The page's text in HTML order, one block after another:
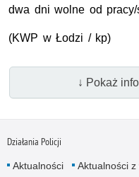
dwa dni wolne od pracy/
(KWP w Łodzi / kp)
↓ Pokaż
Działania Policji
Aktualności Aktualności